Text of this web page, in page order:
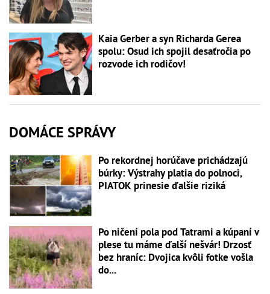
Kaia Gerber a syn Richarda Gerea
spolu: Osud ich spojil desaťročia po
rozvode ich rodičov!
DOMÁCE SPRÁVY
Po rekordnej horúčave prichádzajú
búrky: Výstrahy platia do polnoci,
PIATOK prinesie ďalšie riziká
Po ničení pola pod Tatrami a kúpaní v
plese tu máme ďalší nešvár! Drzosť
bez hraníc: Dvojica kvôli fotke vošla
do...